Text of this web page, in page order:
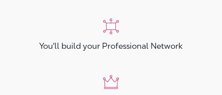
You'll build your Professional Network